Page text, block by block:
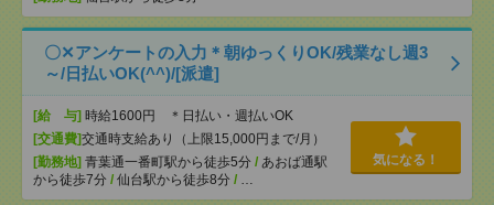
〇✕アンケートの入力＊朝ゆっくりOK/残業なし週3
～/日払いOK(^^)/[派遣]
[給 与] 時給1600円 ＊日払い・週払いOK
[交通費]交通時支給あり（上限15,000円まで/月）
[勤務地] 青葉通一番町駅から徒歩5分 / あおば通駅
から徒歩7分 / 仙台駅から徒歩8分 / …
気になる！